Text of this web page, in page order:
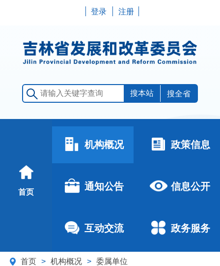
登录 注册
搜全省
首页
机构概况 政策信息
通知公告 信息公开
互动交流 政务服务
首页 > 机构概况 > 委属单位